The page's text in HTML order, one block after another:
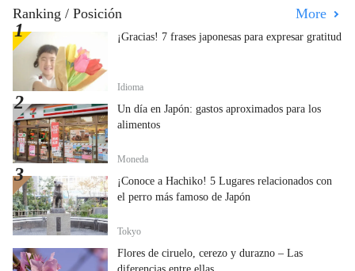
Ranking / Posición More
¡Gracias! 7 frases japonesas para expresar gratitud
Idioma
Un día en Japón: gastos aproximados para los
alimentos
Moneda
¡Conoce a Hachiko! 5 Lugares relacionados con
el perro más famoso de Japón
Tokyo
Flores de ciruelo, cerezo y durazno – Las